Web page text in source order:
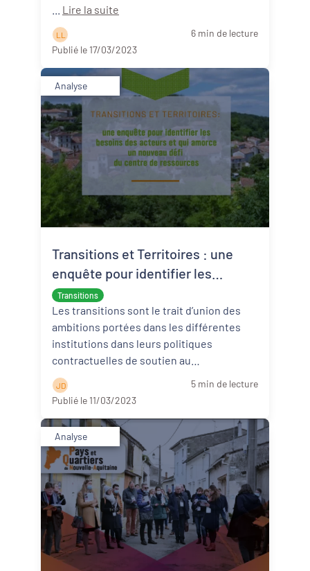
Lire la suite
L L
6 min de lecture
Publié le 17/03/2023
Analyse
Transitions
Transitions et Territoires : une
enquête pour identifier les
besoins des acteurs et qui
amorce un nouveau défi du centre
de ressources
Les transitions sont le trait d’union des
ambitions portées dans les différentes
institutions dans leurs politiques
contractuelles de soutien au
développement territorial. Elles
J D
5 min de lecture
Publié le 11/03/2023
Analyse